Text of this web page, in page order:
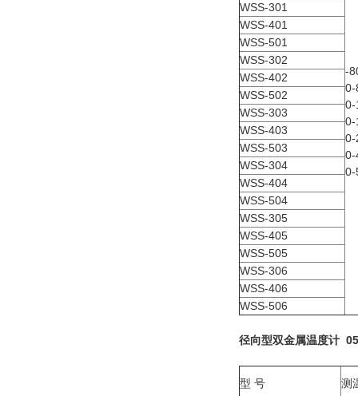
-
0-
0-
0-
0-
0-
0-
WSS-301
WSS-401
WSS-501
WSS-302
WSS-402
WSS-502
WSS-303
WSS-403
WSS-503
WSS-304
WSS-404
WSS-504
WSS-305
WSS-405
WSS-505
WSS-306
WSS-406
WSS-506
径向型双金属温度计
型 号 测